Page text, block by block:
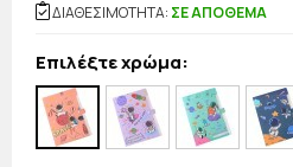
ΔΙΑΘΕΣΙΜΟΤΗΤΑ: ΣΕ ΑΠΟΘΕΜΑ
Επιλέξτε χρώμα: